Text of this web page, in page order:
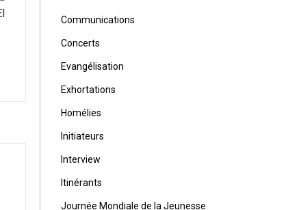
Communications
Concerts
Evangélisation
Exhortations
Homélies
Initiateurs
Interview
Itinérants
Journée Mondiale de la Jeunesse